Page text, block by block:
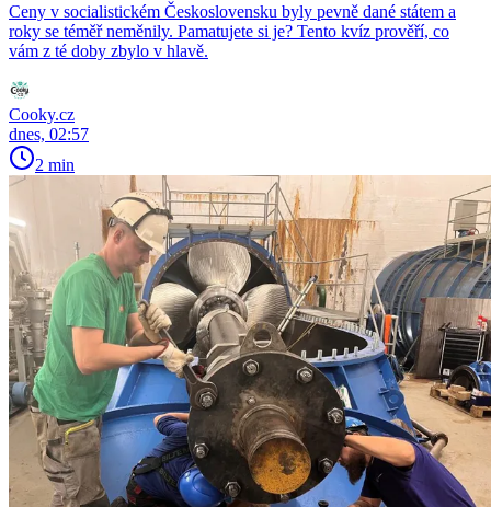
Ceny v socialistickém Československu byly pevně dané státem a
roky se téměř neměnily. Pamatujete si je? Tento kvíz prověří, co
vám z té doby zbylo v hlavě.
Cooky.cz
dnes, 02:57
2 min